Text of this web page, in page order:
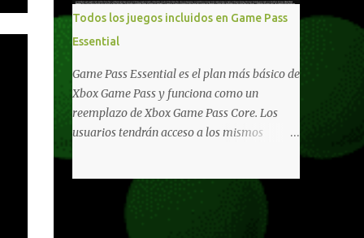
libertad de juego. Uno de los aspectos más
importantes de Last Rites es la gran
cantidad de opciones de personalización
incorporadas. Ahora es posible ocultar más
elementos de la interfaz, incluyendo las
trayectorias de lanzamiento de granadas y
el resaltado de objetos interactivos, además
También se añaden los llamados
la recarga táctica, limitar el número de
Todos los juegos incluidos en Game Pass
Essential
Game Pass Essential es el plan más básico de
Xbox Game Pass y funciona como un
reemplazo de Xbox Game Pass Core. Los
usuarios tendrán acceso a los mismos
adicionales que fueron anunciados
recientemente. Essential incluirá como
novedades una serie de ventajas para